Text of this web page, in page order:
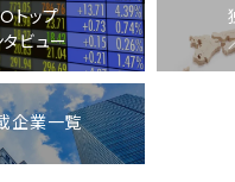
トップ
タビュー
企業一覧